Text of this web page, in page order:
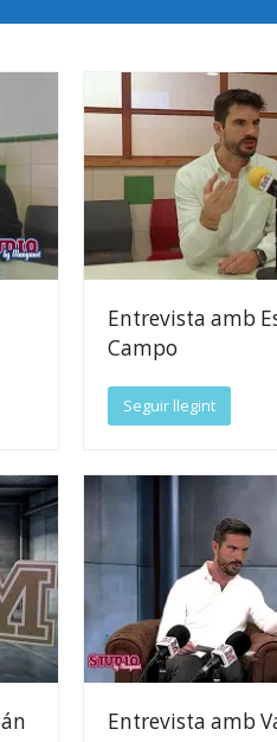
Entrevista amb
Campo
Seguir llegint
Entrevista amb